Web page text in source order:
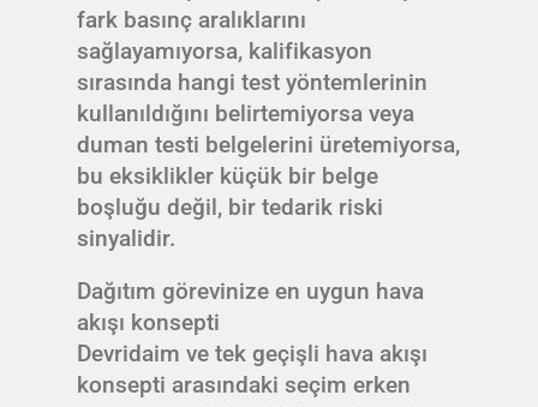
fark basınç aralıklarını
sağlayamıyorsa, kalifikasyon
sırasında hangi test yöntemlerinin
kullanıldığını belirtemiyorsa veya
duman testi belgelerini üretemiyorsa,
bu eksiklikler küçük bir belge
boşluğu değil, bir tedarik riski
sinyalidir.
Dağıtım görevinize en uygun hava
akışı konsepti
Devridaim ve tek geçişli hava akışı
konsepti arasındaki seçim erken